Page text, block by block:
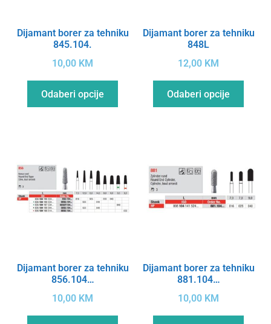
Dijamant borer za tehniku
845.104.
10,00 KM
Odaberi opcije
Dijamant borer za tehniku
848L
12,00 KM
Odaberi opcije
Dijamant borer za tehniku
856.104…
10,00 KM
Dijamant borer za tehniku
881.104…
10,00 KM